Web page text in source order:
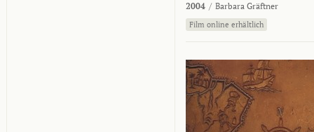
2004 / Barbara Gräftner
Film online erhältlich